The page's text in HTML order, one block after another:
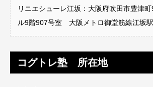
リニエシューレ江坂：大阪府吹田市豊津
ル9階907号室 大阪メトロ御堂筋線江坂
コグトレ塾 所在地